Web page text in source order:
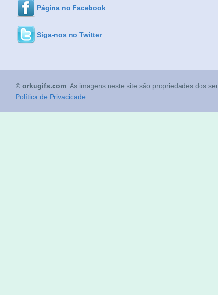
Página no Facebook
Siga-nos no Twitter
© orkugifs.com . As imagens neste site são propriedades dos
Política de Privacidade